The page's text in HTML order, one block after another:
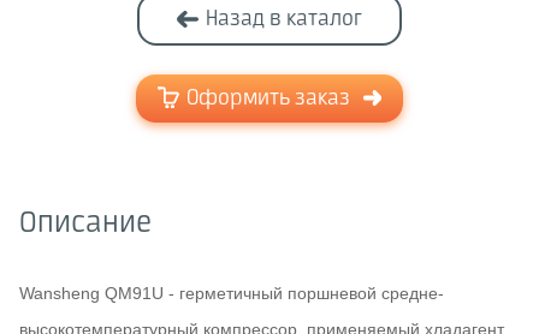
Назад в каталог
Оформить заказ
Описание
Wansheng QM91U - герметичный поршневой средне-
высокотемпературный компрессор, применяемый хладагент